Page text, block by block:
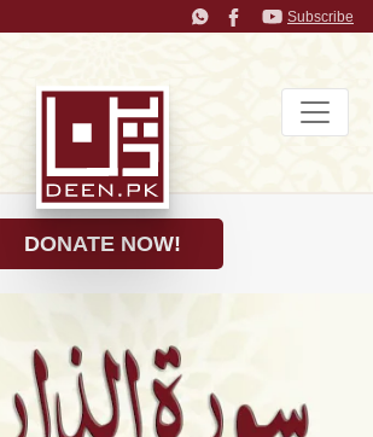
Subscribe
DONATE NOW!